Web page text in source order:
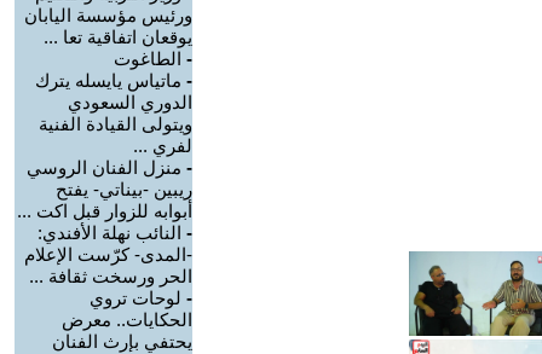
ورئيس مؤسسة اليابان
يوقعان اتفاقية تعا ...
- الطاغوت
- ماتياس يايسله يترك
الدوري السعودي
ويتولى القيادة الفنية
لفري ...
- منزل الفنان الروسي
ريبين -بيناتي- يفتح
أبوابه للزوار قبل اكت ...
- النائب نهلة الأفندي:
-المدى- كرّست الإعلام
الحر ورسخت ثقافة ...
- لوحات تروي
الحكايات.. معرض
يحتفي بإرث الفنان